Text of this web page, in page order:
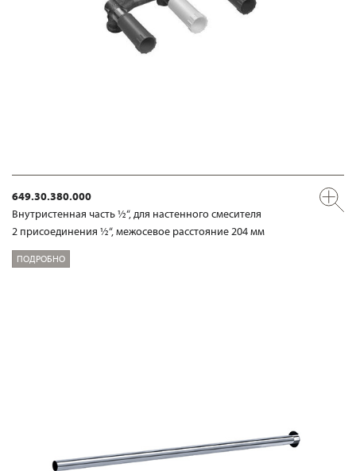
649.30.380.000
Внутристенная часть ½“, для настенного смесителя
2 присоединения ½“, межосевое расстояние 204 мм
ПОДРОБНО